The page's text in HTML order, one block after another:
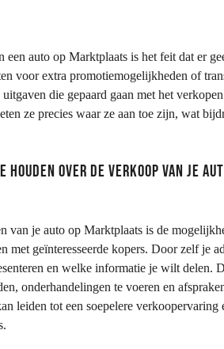
auto op Marktplaats is het feit dat er
voor extra promotiemogelijkheden of
die gepaard gaan met het
ze precies waar ze aan toe zijn, wat
over de verkoop van je
van je auto op Marktplaats is de
met geïnteresseerde kopers. Door zelf je
en welke informatie je wilt delen.
onderhandelingen te voeren en
leiden tot een soepelere